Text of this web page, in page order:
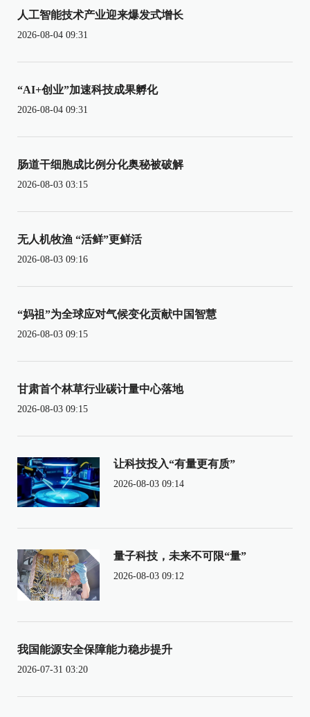
人工智能技术产业迎来爆发式增长
2026-08-04 09:31
“AI+创业”加速科技成果孵化
2026-08-04 09:31
肠道干细胞成比例分化奥秘被破解
2026-08-03 03:15
无人机牧渔 “活鲜”更鲜活
2026-08-03 09:16
“妈祖”为全球应对气候变化贡献中国智慧
2026-08-03 09:15
甘肃首个林草行业碳计量中心落地
2026-08-03 09:15
让科技投入“有量更有质”
2026-08-03 09:14
量子科技，未来不可限“量”
2026-08-03 09:12
我国能源安全保障能力稳步提升
2026-07-31 03:20